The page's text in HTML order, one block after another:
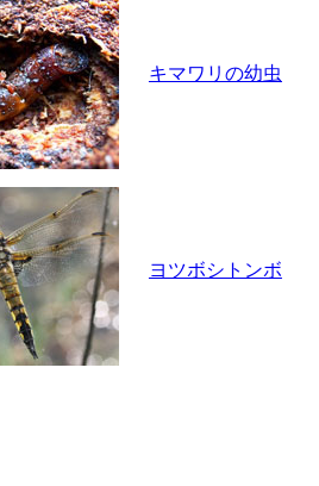
キマワリの幼虫
ヨツボシトンボ